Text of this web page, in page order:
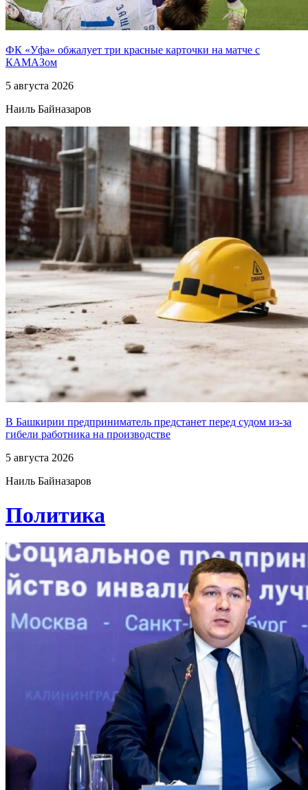
ФК «Уфа» обжалует три красные карточки на матче с
КАМАЗом
5 августа 2026
Наиль Байназаров
В Башкирии предприниматель предстанет перед судом из-за
гибели работника на производстве
5 августа 2026
Наиль Байназаров
Политика